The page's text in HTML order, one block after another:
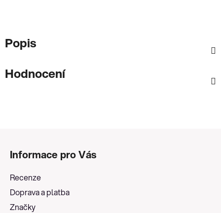
Popis
Hodnocení
Informace pro Vás
Recenze
Doprava a platba
Značky